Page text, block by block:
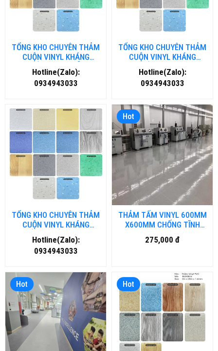
TỔNG KHO CHUYÊN THẢM
CUỘN VINYL KHÁNG
KHUẨN TẠI ĐÀ NẴNG
Hotline(Zalo):
0934943033
TỔNG KHO CHUYÊN THẢM
CUỘN VINYL KHÁNG
KHUẨN TẠI HÀ NỘI
Hotline(Zalo):
0934943033
TỔNG KHO CHUYÊN THẢM
CUỘN VINYL KHÁNG
KHUẨN TẠI HỒ CHÍ MINH
Hotline(Zalo):
0934943033
Hot
THẢM TẤM VINYL 600MM
X600MM CHỐNG TĨNH
ĐIỆN MA-TD.HM-DN
275,000 đ
Hot Hot